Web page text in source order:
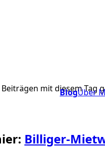
BlogÜber
mit diesem Tag
Billiger-